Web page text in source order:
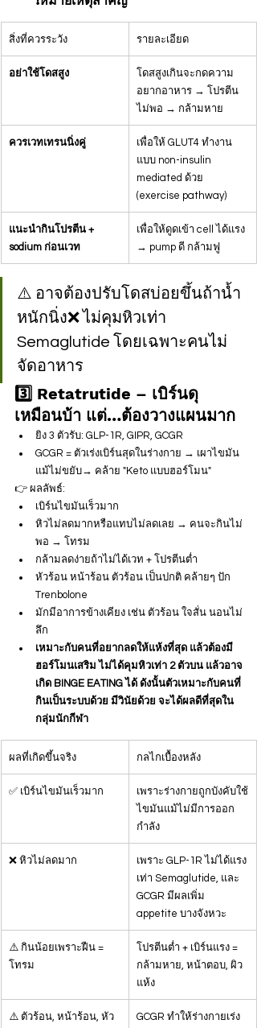
สิ่งที่ควรระวัง รายละเอียด
อย่าใช้โดสสูง
โดสสูงเกินจะกดความ
อยากอาหาร → โปรตีน
ไม่พอ → กล้ามหาย
ควรเวทเทรนนิ่งคู่
เพื่อให้ GLUT4 ทำงาน
แบบ non-insulin
mediated ด้วย
(exercise pathway)
แนะนำกินโปรตีน +
sodium ก่อนเวท
เพื่อให้ดูดเข้า cell ได้แรง
→ pump ดี กล้ามฟู
⚠️ อาจต้องปรับโดสบ่อยขึ้นถ้าน้ำ
หนักนิ่ง❌ ไม่คุมหิวเท่า
Semaglutide โดยเฉพาะคนไม่
จัดอาหาร
3️⃣ Retatrutide – เบิร์นดุ
เหมือนบ้า แต่…ต้องวางแผนมาก
ยิง 3 ตัวรับ: GLP-1R, GIPR, GCGR
GCGR = ตัวเร่งเบิร์นสุดในร่างกาย → เผาไขมัน
แม้ไม่ขยับ→ คล้าย "Keto แบบฮอร์โมน"
👉 ผลลัพธ์:
เบิร์นไขมันเร็วมาก
หิวไม่ลดมากหรือแทบไม่ลดเลย → คนจะกินไม่
พอ → โทรม
กล้ามลดง่ายถ้าไม่ได้เวท + โปรตีนต่ำ
หัวร้อน หน้าร้อน ตัวร้อน เป็นปกติ คล้ายๆ ปัก
Trenbolone
มักมีอาการข้างเคียง เช่น ตัวร้อน ใจสั่น นอนไม่
ลึก
เหมาะกับคนที่อยากลดให้แห้งที่สุด แล้วต้องมี
ฮอร์โมนเสริม ไม่ได้คุมหิวเท่า 2 ตัวบน แล้วอาจ
เกิด BINGE EATING ได้ ดังนั้นตัวเหมาะกับคนที่
กินเป็นระบบด้วย มีวินัยด้วย จะได้ผลดีที่สุดใน
กลุ่มนักกีฬา
ผลที่เกิดขึ้นจริง กลไกเบื้องหลัง
✅ เบิร์นไขมันเร็วมาก
เพราะร่างกายถูกบังคับใช้
ไขมันแม้ไม่มีการออก
กำลัง
❌ หิวไม่ลดมาก
เพราะ GLP-1R ไม่ได้แรง
เท่า Semaglutide, และ
GCGR มีผลเพิ่ม
appetite บางจังหวะ
⚠️ กินน้อยเพราะฝืน =
โทรม
โปรตีนต่ำ + เบิร์นแรง =
กล้ามหาย, หน้าตอบ, ผิว
แห้ง
⚠️ ตัวร้อน, หน้าร้อน, หัว
GCGR ทำให้ร่างกายเร่ง